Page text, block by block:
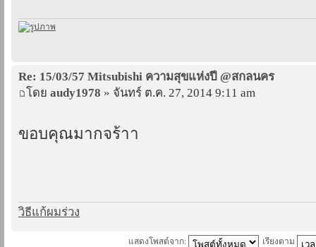
Re: 15/03/57 Mitsubishi ความสุขแห่งปี @สกลนคร
โดย audy1978 » จันทร์ ต.ค. 27, 2014 9:11 am
ขอบคุณมากจร้าา
วิธีแก้ผมร่วง
แสดงโพสต์จาก: เรียงตาม